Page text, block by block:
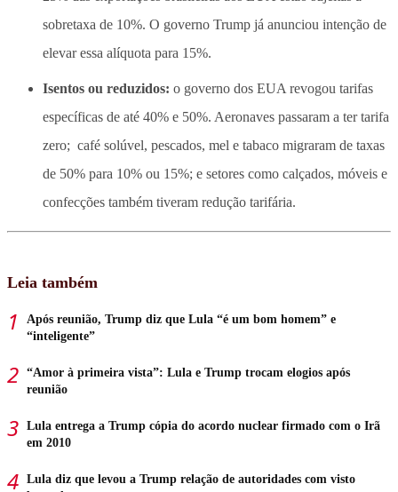
sobretaxa de 10%. O governo Trump já anunciou intenção de
elevar essa alíquota para 15%.
Isentos ou reduzidos: o governo dos EUA revogou tarifas
específicas de até 40% e 50%. Aeronaves passaram a ter tarifa
zero; café solúvel, pescados, mel e tabaco migraram de taxas
de 50% para 10% ou 15%; e setores como calçados, móveis e
confecções também tiveram redução tarifária.
Leia também
Após reunião, Trump diz que Lula “é um bom homem” e
“inteligente”
“Amor à primeira vista”: Lula e Trump trocam elogios após
reunião
Lula entrega a Trump cópia do acordo nuclear firmado com o Irã
em 2010
Lula diz que levou a Trump relação de autoridades com visto